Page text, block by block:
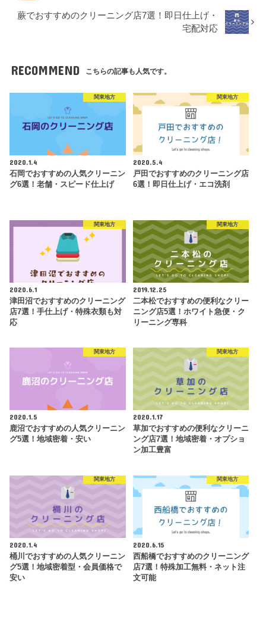
蕨でおすすめのクリーニング店7選！即日仕上げ・
宅配対応
RECOMMEND こちらの記事も人気です。
関東地方
2020.1.4
石岡でおすすめの人気クリーニン
グ6選！老舗・スピード仕上げ
関東地方
2020.5.4
戸田でおすすめのクリーニング店
6選！即日仕上げ・エコ洗剤
関東地方
2020.6.1
津田沼でおすすめのクリーニング
店7選！手仕上げ・特殊衣類も対
応
関東地方
2019.12.25
二本松でおすすめの便利なクリー
ニング店5選！ホワイト急便・ク
リーニング専科
関東地方
2020.1.5
鹿沼でおすすめの人気クリーニン
グ5選！地域密着・安い
関東地方
2020.1.17
草加でおすすめの便利なクリーニ
ング店7選！地域密着・オプショ
ン加工豊富
関東地方
2020.1.4
桶川でおすすめの人気クリーニン
グ5選！地域密着型・会員価格で
安い
関東地方
2020.6.15
西船橋でおすすめのクリーニング
店7選！特殊加工無料・ネット注
文可能